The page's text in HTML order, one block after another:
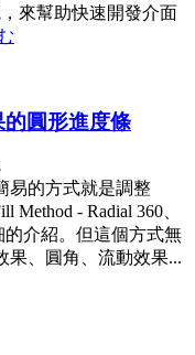
來幫助快速開發介面
的圓形進度條
易的方式就是調整
Method - Radial 360、
的介紹。但這個方式無
果、圓角、流動效果...